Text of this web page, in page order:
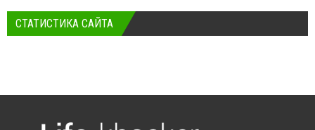
СТАТИСТИКА САЙТА